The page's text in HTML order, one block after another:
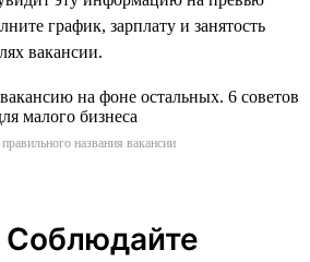
график, зарплату и занятость
вакансии.
названия вакансии